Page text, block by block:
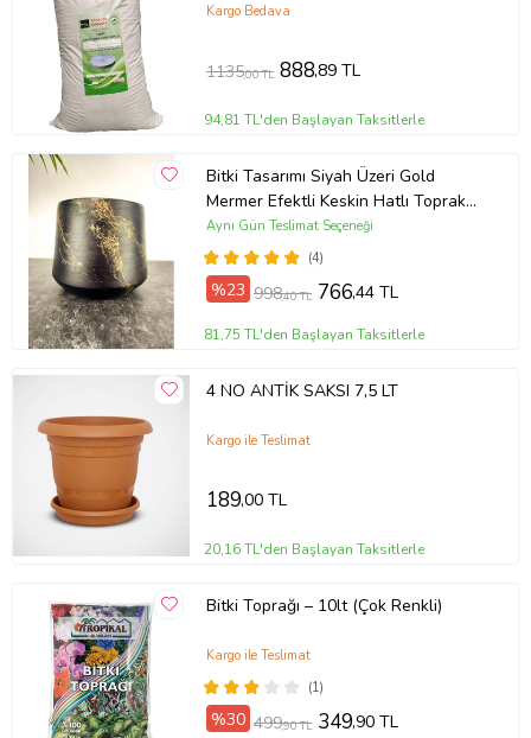
Kargo Bedava
1135,00 TL 888,89 TL
94,81 TL'den Başlayan Taksitlerle
Bitki Tasarımı Siyah Üzeri Gold
Mermer Efektli Keskin Hatlı Toprak
Saksı Saksılık Salon Çiçeklik - 19 CM
(4)
Aynı Gün Teslimat Seçeneği
%23 998,40 TL 766,44 TL
81,75 TL'den Başlayan Taksitlerle
4 NO ANTİK SAKSI 7,5 LT
Kargo ile Teslimat
189,00 TL
20,16 TL'den Başlayan Taksitlerle
Bitki Toprağı – 10lt (Çok Renkli)
(1)
Kargo ile Teslimat
%30 499,90 TL 349,90 TL